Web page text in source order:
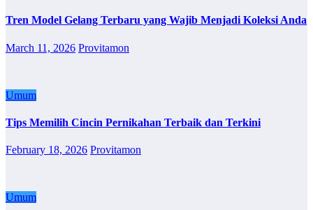
Tren Model Gelang Terbaru yang Wajib Menjadi Koleksi Anda
March 11, 2026 Provitamon
Umum
Tips Memilih Cincin Pernikahan Terbaik dan Terkini
February 18, 2026 Provitamon
Umum